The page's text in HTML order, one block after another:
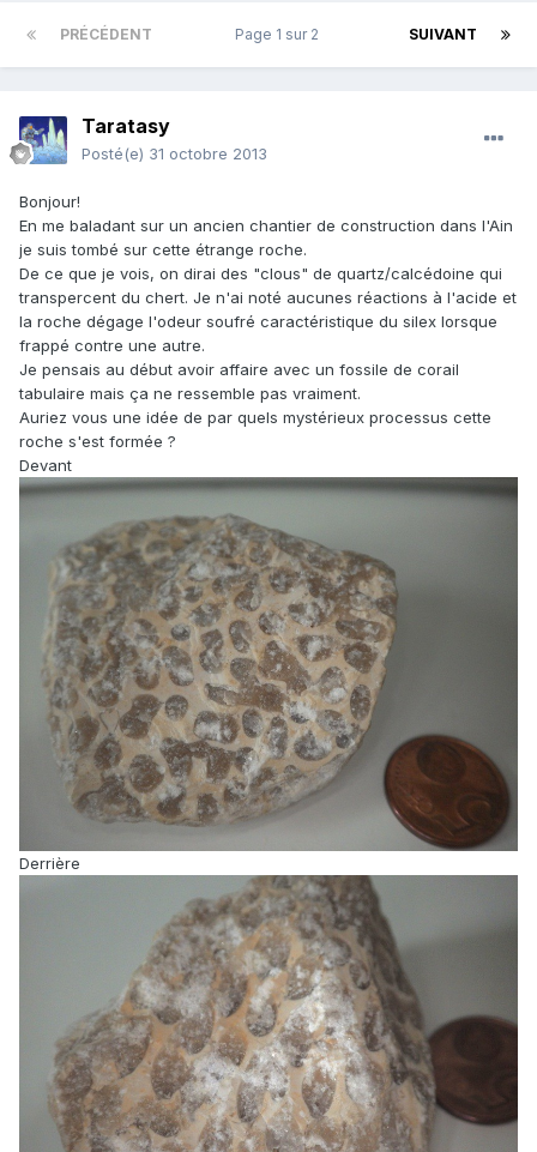
PRÉCÉDENT SUIVANT
Page 1 sur 2
Taratasy
Posté(e) 31 octobre 2013
Bonjour!
En me baladant sur un ancien chantier de construction dans l'Ain
je suis tombé sur cette étrange roche.
De ce que je vois, on dirai des "clous" de quartz/calcédoine qui
transpercent du chert. Je n'ai noté aucunes réactions à l'acide et
la roche dégage l'odeur soufré caractéristique du silex lorsque
frappé contre une autre.
Je pensais au début avoir affaire avec un fossile de corail
tabulaire mais ça ne ressemble pas vraiment.
Auriez vous une idée de par quels mystérieux processus cette
roche s'est formée ?
Devant
Derrière